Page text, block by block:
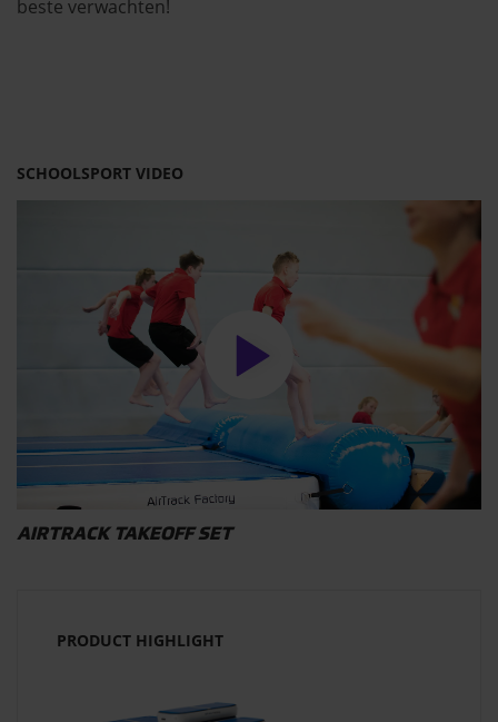
beste verwachten!
SCHOOLSPORT VIDEO
AIRTRACK TAKEOFF SET
PRODUCT HIGHLIGHT